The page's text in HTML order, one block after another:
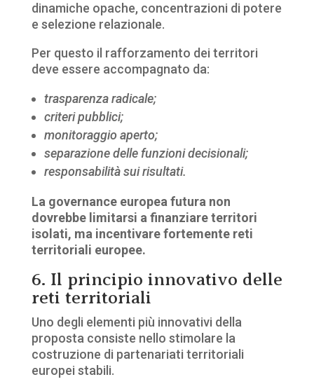
dinamiche opache, concentrazioni di potere
e selezione relazionale.
Per questo il rafforzamento dei territori
deve essere accompagnato da:
trasparenza radicale;
criteri pubblici;
monitoraggio aperto;
separazione delle funzioni decisionali;
responsabilità sui risultati.
La governance europea futura non
dovrebbe limitarsi a finanziare territori
isolati, ma incentivare fortemente reti
territoriali europee.
6. Il principio innovativo delle
reti territoriali
Uno degli elementi più innovativi della
proposta consiste nello stimolare la
costruzione di partenariati territoriali
europei stabili.